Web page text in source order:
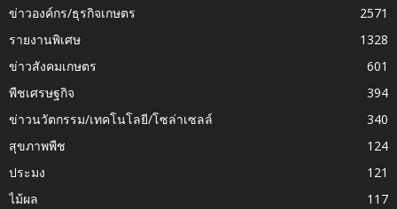
ข่าวองค์กร/ธุรกิจเกษตร
2571
รายงานพิเศษ
1328
ข่าวสังคมเกษตร
601
พืชเศรษฐกิจ
394
ข่าวนวัตกรรม/เทคโนโลยี/โซล่าเซลล์
340
สุขภาพพืช
124
ประมง
121
ไม้ผล
117